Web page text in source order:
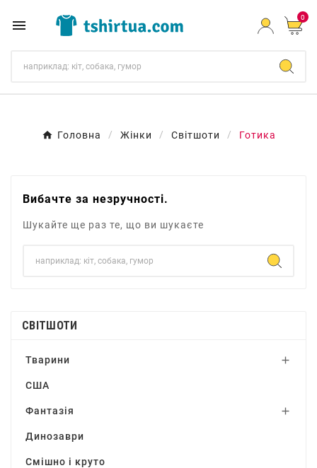
 0
Головна Жінки Світшоти Готика
Вибачте за незручності.
Шукайте ще раз те, що ви шукаєте
СВІТШОТИ
Тварини 
США
Фантазія 
Динозаври
Смішно і круто